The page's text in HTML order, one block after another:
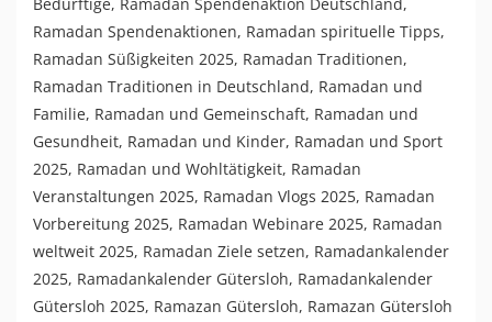
Ramadan Spendenaktionen, Ramadan spirituelle Tipps,
Ramadan Süßigkeiten 2025, Ramadan Traditionen,
Ramadan Traditionen in Deutschland, Ramadan und
Familie, Ramadan und Gemeinschaft, Ramadan und
Gesundheit, Ramadan und Kinder, Ramadan und Sport
2025, Ramadan und Wohltätigkeit, Ramadan
Veranstaltungen 2025, Ramadan Vlogs 2025, Ramadan
Vorbereitung 2025, Ramadan Webinare 2025, Ramadan
weltweit 2025, Ramadan Ziele setzen, Ramadankalender
2025, Ramadankalender Gütersloh, Ramadankalender
Gütersloh 2025, Ramazan Gütersloh, Ramazan Gütersloh